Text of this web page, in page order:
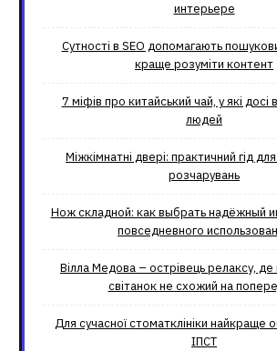
интерьере
Сутності в SEO допомагають
краще розуміти контент
7 міфів про китайський чай, у які досі
людей
Міжкімнатні двері: практичний гід
розчарувань
Нож складной: как выбрать надёжный
повседневного
Вілла Медова – острівець релаксу,
світанок не схожий на
Для сучасної стоматклініки найкраще
ІПСТ